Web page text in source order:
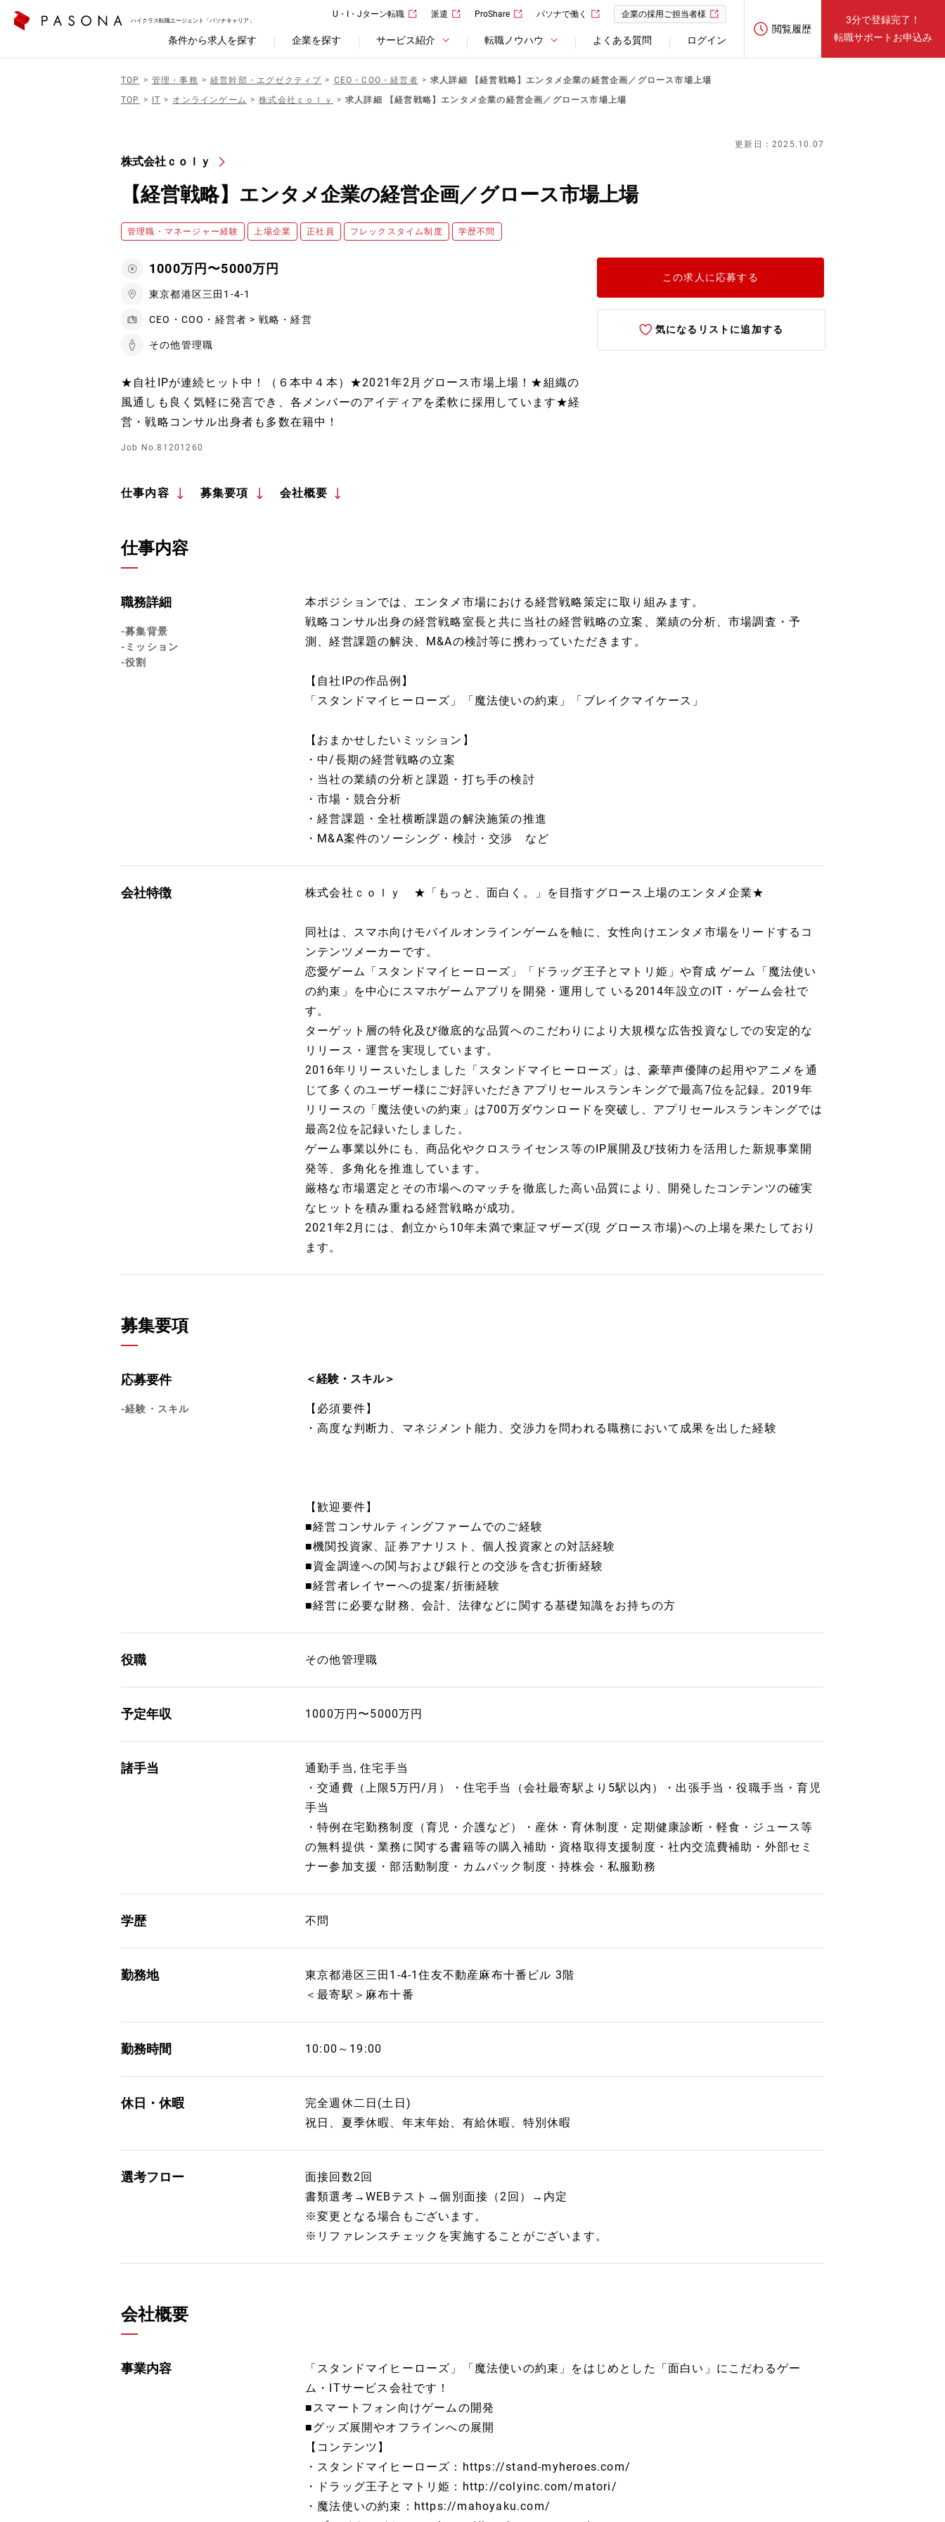
ハイクラス転職エージェント「パソナキャリア」
U・I・Jターン転職 派遣 ProShare パソナで働く 企業の採用ご担当者様
条件から求人を探す 企業を探す サービス紹介 転職ノウハウ よくある質問 ログイン
閲覧履歴
3分で登録完了！
転職サポートお申込み
TOP 管理・事務 経営幹部・エグゼクティブ CEO・COO・経営者
求人詳細 【経営戦略】エンタメ企業の経営企画／グロース市場上場
TOP
IT オンラインゲーム 株式会社ｃｏｌｙ 求人詳細 【経営戦略】エンタメ企業の経営企画／グロース市場上場
更新日：2025.10.07
株式会社ｃｏｌｙ
【経営戦略】エンタメ企業の経営企画／グロース市場上場
管理職・マネージャー経験 上場企業 正社員 フレックスタイム制度 学歴不問
1000万円〜5000万円
東京都港区三田1-4-1
CEO・COO・経営者 > 戦略・経営
その他管理職
★自社IPが連続ヒット中！（６本中４本）★2021年2月グロース市場上場！★組織の
風通しも良く気軽に発言でき、各メンバーのアイディアを柔軟に採用しています★経
営・戦略コンサル出身者も多数在籍中！
Job No.81201260
この求人に応募する
気になるリストに追加する
仕事内容 募集要項 会社概要
仕事内容
職務詳細
-募集背景
-ミッション
-役割
本ポジションでは、エンタメ市場における経営戦略策定に取り組みます。
戦略コンサル出身の経営戦略室長と共に当社の経営戦略の立案、業績の分析、市場調査・予
測、経営課題の解決、M&Aの検討等に携わっていただきます。
【自社IPの作品例】
「スタンドマイヒーローズ」「魔法使いの約束」「ブレイクマイケース」
【おまかせしたいミッション】
・中/長期の経営戦略の立案
・当社の業績の分析と課題・打ち手の検討
・市場・競合分析
・経営課題・全社横断課題の解決施策の推進
・M&A案件のソーシング・検討・交渉 など
会社特徴 株式会社ｃｏｌｙ ★「もっと、面白く。」を目指すグロース上場のエンタメ企業★
同社は、スマホ向けモバイルオンラインゲームを軸に、女性向けエンタメ市場をリードするコ
ンテンツメーカーです。
恋愛ゲーム「スタンドマイヒーローズ」「ドラッグ王子とマトリ姫」や育成 ゲーム「魔法使い
の約束」を中心にスマホゲームアプリを開発・運用して いる2014年設立のIT・ゲーム会社で
す。
ターゲット層の特化及び徹底的な品質へのこだわりにより大規模な広告投資なしでの安定的な
リリース・運営を実現しています。
2016年リリースいたしました「スタンドマイヒーローズ」は、豪華声優陣の起用やアニメを通
じて多くのユーザー様にご好評いただきアプリセールスランキングで最高7位を記録。2019年
リリースの「魔法使いの約束」は700万ダウンロードを突破し、アプリセールスランキングでは
最高2位を記録いたしました。
ゲーム事業以外にも、商品化やクロスライセンス等のIP展開及び技術力を活用した新規事業開
発等、多角化を推進しています。
厳格な市場選定とその市場へのマッチを徹底した高い品質により、開発したコンテンツの確実
なヒットを積み重ねる経営戦略が成功。
2021年2月には、創立から10年未満で東証マザーズ(現 グロース市場)への上場を果たしており
ます。
募集要項
応募要件
-経験・スキル
＜経験・スキル＞
【必須要件】
・高度な判断力、マネジメント能力、交渉力を問われる職務において成果を出した経験
【歓迎要件】
■経営コンサルティングファームでのご経験
■機関投資家、証券アナリスト、個人投資家との対話経験
■資金調達への関与および銀行との交渉を含む折衝経験
■経営者レイヤーへの提案/折衝経験
■経営に必要な財務、会計、法律などに関する基礎知識をお持ちの方
役職 その他管理職
予定年収 1000万円〜5000万円
諸手当
通勤手当, 住宅手当
・交通費（上限5万円/月）・住宅手当（会社最寄駅より5駅以内）・出張手当・役職手当・育児
手当
・特例在宅勤務制度（育児・介護など）・産休・育休制度・定期健康診断・軽食・ジュース等
の無料提供・業務に関する書籍等の購入補助・資格取得支援制度・社内交流費補助・外部セミ
ナー参加支援・部活動制度・カムバック制度・持株会・私服勤務
学歴 不問
勤務地
東京都港区三田1-4-1住友不動産麻布十番ビル 3階
＜最寄駅＞麻布十番
勤務時間 10:00～19:00
休日・休暇
完全週休二日(土日)
祝日、夏季休暇、年末年始、有給休暇、特別休暇
選考フロー
面接回数2回
書類選考→WEBテスト→個別面接（2回）→内定
※変更となる場合もございます。
※リファレンスチェックを実施することがございます。
会社概要
事業内容
「スタンドマイヒーローズ」「魔法使いの約束」をはじめとした「面白い」にこだわるゲー
ム・ITサービス会社です！
■スマートフォン向けゲームの開発
■グッズ展開やオフラインへの展開
【コンテンツ】
・スタンドマイヒーローズ：https://stand-myheroes.com/
・ドラッグ王子とマトリ姫：http://colyinc.com/matori/
・魔法使いの約束：https://mahoyaku.com/